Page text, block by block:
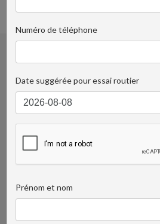
favoris
Numéro de téléphone
Date suggérée pour essai routier
Prénom et nom